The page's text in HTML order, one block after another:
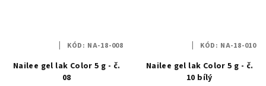
Nailee gel lak Color 5 g - č.
08
KÓD: NA-18-008
Nailee gel lak Color 5 g - č.
10 bílý
KÓD: NA-18-010